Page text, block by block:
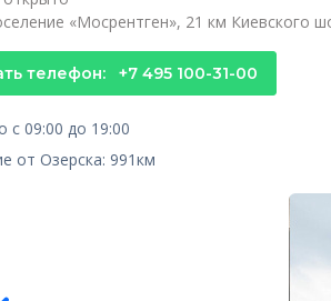
«Мосрентген», 21 км Киевского
телефон: +7 495 100-31-00
с 09:00 до 19:00
от Озерска: 991км